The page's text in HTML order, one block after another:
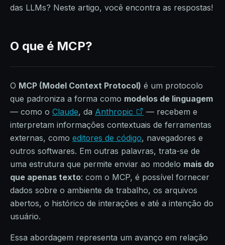
das LLMs? Neste artigo, você encontra as respostas!
O que é MCP?
O MCP (Model Context Protocol) é um protocolo
que padroniza a forma como modelos de linguagem
— como o Claude, da Anthropic
— recebem e
interpretam informações contextuais de ferramentas
externas, como editores de código, navegadores e
outros softwares. Em outras palavras, trata-se de
uma estrutura que permite enviar ao modelo mais do
que apenas texto: com o MCP, é possível fornecer
dados sobre o ambiente de trabalho, os arquivos
abertos, o histórico de interações e até a intenção do
usuário.
Essa abordagem representa um avanço em relação